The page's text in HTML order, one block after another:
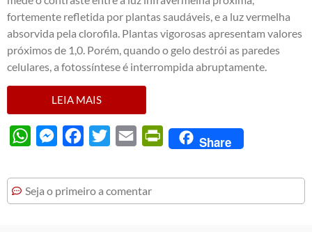
fortemente refletida por plantas saudáveis, e a luz vermelha
absorvida pela clorofila. Plantas vigorosas apresentam valores
próximos de 1,0. Porém, quando o gelo destrói as paredes
celulares, a fotossíntese é interrompida abruptamente.
LEIA MAIS
WhatsAppMessengerFacebook
Twitter Email PrintFriendly
Share
Seja o primeiro a comentar